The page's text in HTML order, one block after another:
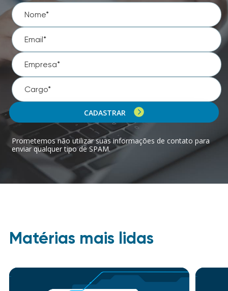
CADASTRAR
Prometemos não utilizar suas informações de contato para
enviar qualquer tipo de SPAM.
Matérias mais lidas